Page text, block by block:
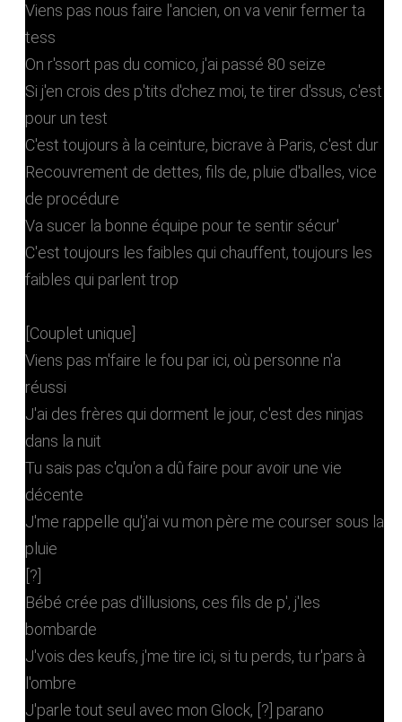
Viens pas nous faire l'ancien, on va venir fermer ta
tess
On r'ssort pas du comico, j'ai passé 80 seize
Si j'en crois des p'tits d'chez moi, te tirer d'ssus, c'est
pour un test
C'est toujours à la ceinture, bicrave à Paris, c'est dur
Recouvrement de dettes, fils de, pluie d'balles, vice
de procédure
Va sucer la bonnе équipe pour te sentir sécur'
C'еst toujours les faibles qui chauffent, toujours les
faibles qui parlent trop
[Couplet unique]
Viens pas m'faire le fou par ici, où personne n'a
réussi
J'ai des frères qui dorment le jour, c'est des ninjas
dans la nuit
Tu sais pas c'qu'on a dû faire pour avoir une vie
décente
J'me rappelle qu'j'ai vu mon père me courser sous la
pluie
[?]
Bébé crée pas d'illusions, ces fils de p', j'les
bombarde
J'vois des keufs, j'me tire ici, si tu perds, tu r'pars à
l'ombre
J'parle tout seul avec mon Glock, [?] parano